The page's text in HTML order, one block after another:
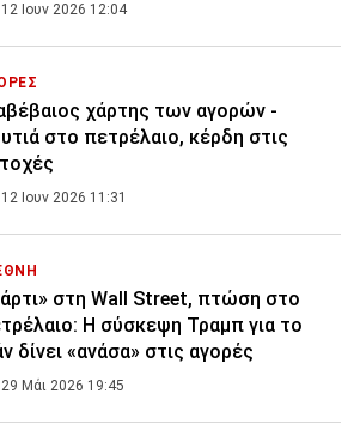
12 Ιουν 2026 12:04
χάρτης των αγορών -
στο πετρέλαιο, κέρδη στις
12 Ιουν 2026 11:31
στη Wall Street, πτώση στο
Η σύσκεψη Τραμπ για το
δίνει «ανάσα» στις αγορές
29 Μάι 2026 19:45